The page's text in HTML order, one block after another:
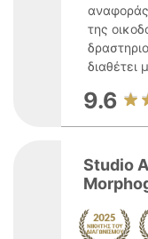
της
διαθέτει
9.6
Studio